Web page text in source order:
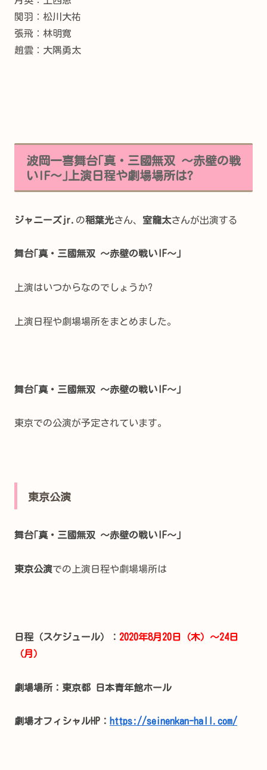
関羽：松川大祐
張飛： 林明寛
趙雲： 大隅勇太
波岡一喜舞台｢真・三國無双 ～赤壁の戦
いIF～｣上演日程や劇場場所は?
ジャニーズjr. の稲葉光さん、 室龍太さんが出演する
舞台｢真・三國無双 ～赤壁の戦い IF～｣
上演はいつからなのでしょうか?
上演日程や劇場場所をまとめました。
舞台｢真・三國無双 ～赤壁の戦い IF～｣
東京での公演が予定されています。
東京公演
舞台｢真・三國無双 ～赤壁の戦い IF～｣
東京公演での上演日程や劇場場所は
日程（スケジュール）： 2020年8月20日（木）～24日
（月）
劇場場所：東京都 日本青年館ホール
劇場オフィシャルHP： https://seinenkan-hall.com/